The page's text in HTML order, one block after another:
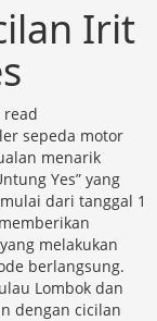
Irit
read
sepeda motor
menarik
Yes” yang
dari tanggal 1
melakukan
berlangsung.
Lombok dan
dengan cicilan